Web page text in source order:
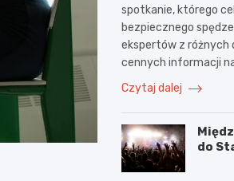
spotkanie, którego
bezpiecznego
ekspertów z
cennych informacji
Czytaj dalej
do